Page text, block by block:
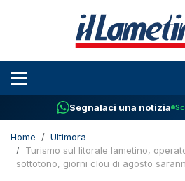
Segnalaci una notizia
Home
Ultimora
Turismo sul litorale lametino,
sottotono, giorni clou di agosto